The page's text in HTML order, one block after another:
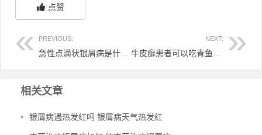
点赞
PREVIOUS: NEXT:
相关文章
• 银屑病遇热发红吗 银屑病天气热发红